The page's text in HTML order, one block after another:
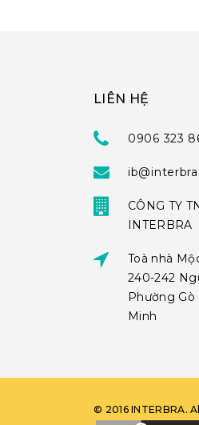
LIÊN HỆ
0906 323
CÔNG TY
INTERBRA
Toà nhà
240-242
Phường Gò
Minh
© 2016 INTERBRA.